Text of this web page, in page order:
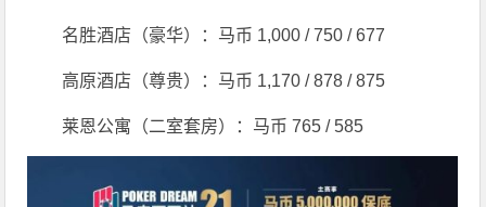
名胜酒店（豪华）：马币 1,000 / 750 / 677
高原酒店（尊贵）：马币 1,170 / 878 / 875
莱恩公寓（二室套房）：马币 765 / 585